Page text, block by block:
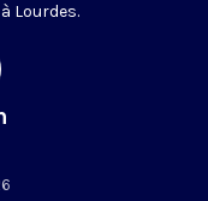
Lourdes.